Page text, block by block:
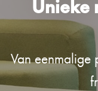
Unieke
Van eenmalige